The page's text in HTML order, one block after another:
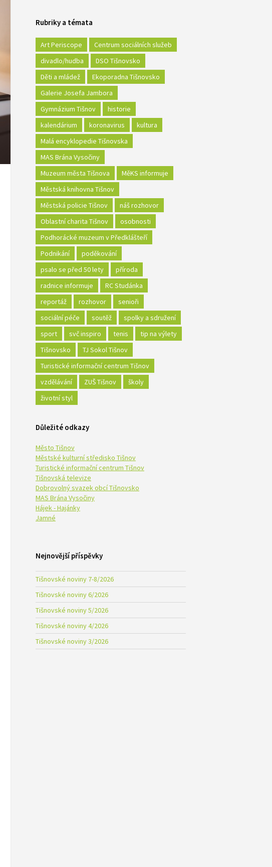
Rubriky a témata
Art Periscope
Centrum sociálních služeb
divadlo/hudba
DSO Tišnovsko
Děti a mládež
Ekoporadna Tišnovsko
Galerie Josefa Jambora
Gymnázium Tišnov
historie
kalendárium
koronavirus
kultura
Malá encyklopedie Tišnovska
MAS Brána Vysočiny
Muzeum města Tišnova
MěKS informuje
Městská knihovna Tišnov
Městská policie Tišnov
náš rozhovor
Oblastní charita Tišnov
osobnosti
Podhorácké muzeum v Předklášteří
Podnikání
poděkování
psalo se před 50 lety
příroda
radnice informuje
RC Studánka
reportáž
rozhovor
senioři
sociální péče
soutěž
spolky a sdružení
sport
svč inspiro tenis
tip na výlety
Tišnovsko
TJ Sokol Tišnov
Turistické informační centrum Tišnov
vzdělávání
ZUŠ Tišnov
školy
životní styl
Důležité odkazy
Město Tišnov
Městské kulturní středisko Tišnov
Turistické informační centrum Tišnov
Tišnovská televize
Dobrovolný svazek obcí Tišnovsko
MAS Brána Vysočiny
Hájek - Hajánky
Jamné
Nejnovější příspěvky
Tišnovské noviny 7-8/2026
Tišnovské noviny 6/2026
Tišnovské noviny 5/2026
Tišnovské noviny 4/2026
Tišnovské noviny 3/2026